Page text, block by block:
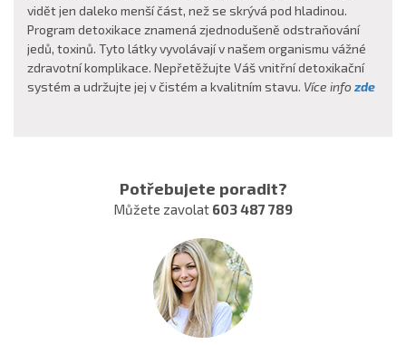
vidět jen daleko menší část, než se skrývá pod hladinou.
Program detoxikace znamená zjednodušeně odstraňování
jedů, toxinů. Tyto látky vyvolávají v našem organismu vážné
zdravotní komplikace. Nepřetěžujte Váš vnitřní detoxikační
systém a udržujte jej v čistém a kvalitním stavu. Více info zde
Potřebujete poradit?
Můžete zavolat 603 487 789